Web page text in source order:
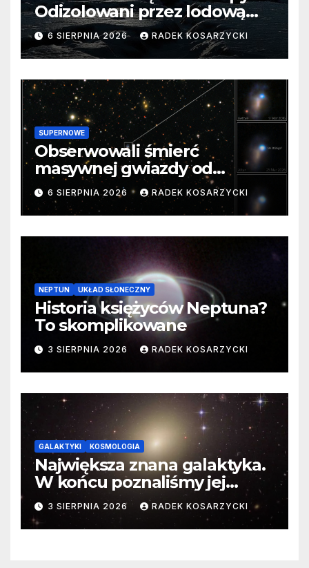
Odizolowani przez lodową
barierę
6 SIERPNIA 2026 RADEK KOSARZYCKI
SUPERNOWE
Obserwowali śmierć
masywnej gwiazdy od
samego początku. Niezwykle
cenne dane
6 SIERPNIA 2026 RADEK KOSARZYCKI
NEPTUN UKŁAD SŁONECZNY
Historia księżyców Neptuna?
To skomplikowane
3 SIERPNIA 2026 RADEK KOSARZYCKI
GALAKTYKI KOSMOLOGIA
Największa znana galaktyka.
W końcu poznaliśmy jej
faktyczne wymiary
3 SIERPNIA 2026 RADEK KOSARZYCKI